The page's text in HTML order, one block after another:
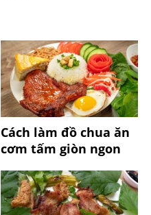
Cách làm đồ chua ăn
cơm tấm giòn ngon